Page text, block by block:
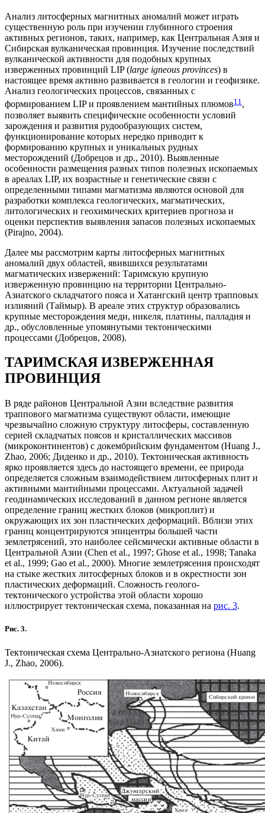
Анализ литосферных магнитных аномалий может играть
существенную роль при изучении глубинного строения
активных регионов, таких, например, как Центральная Азия и
Сибирская вулканическая провинция. Изучение последствий
вулканической активности для подобных крупных
изверженных провинций LIP (large igneous provinces) в
настоящее время активно развивается в геологии и геофизике.
Анализ геологических процессов, связанных с
формированием LIP и проявлением мантийных плюмов1 1 ,
позволяет выявить специфические особенности условий
зарождения и развития рудообразующих систем,
функционирование которых нередко приводит к
формированию крупных и уникальных рудных
месторождений (Добрецов и др., 2010). Выявленные
особенности размещения разных типов полезных ископаемых
в ареалах LIP, их возрастные и генетические связи с
определенными типами магматизма являются основой для
разработки комплекса геологических, магматических,
литологических и геохимических критериев прогноза и
оценки перспектив выявления запасов полезных ископаемых
(Pirajno, 2004).
Далее мы рассмотрим карты литосферных магнитных
аномалий двух областей, явившихся результатами
магматических извержений: Таримскую крупную
изверженную провинцию на территории Центрально-
Азиатского складчатого пояса и Хатангский центр трапповых
излияний (Таймыр). В ареале этих структур образовались
крупные месторождения меди, никеля, платины, палладия и
др., обусловленные упомянутыми тектоническими
процессами (Добрецов, 2008).
ТАРИМСКАЯ ИЗВЕРЖЕННАЯ
ПРОВИНЦИЯ
В ряде районов Центральной Азии вследствие развития
траппового магматизма существуют области, имеющие
чрезвычайно сложную структуру литосферы, составленную
серией складчатых поясов и кристаллических массивов
(микроконтинентов) с докембрийским фундаментом (Huang J.,
Zhao, 2006; Диденко и др., 2010). Тектоническая активность
ярко проявляется здесь до настоящего времени, ее природа
определяется сложным взаимодействием литосферных плит и
активными мантийными процессами. Актуальной задачей
геодинамических исследований в данном регионе является
определение границ жестких блоков (микроплит) и
окружающих их зон пластических деформаций. Вблизи этих
границ концентрируются эпицентры большей части
землетрясений, это наиболее сейсмически активные области в
Центральной Азии (Chen et al., 1997; Ghose et al., 1998; Tanaka
et al., 1999; Gao et al., 2000). Многие землетрясения происходят
на стыке жестких литосферных блоков и в окрестности зон
пластических деформаций. Сложность геолого-
тектонического устройства этой области хорошо
иллюстрирует тектоническая схема, показанная на рис. 3.
Рис. 3.
Тектоническая схема Центрально-Азиатского региона (Huang
J., Zhao, 2006).